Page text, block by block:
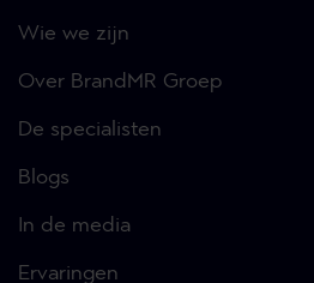
Wie we zijn
Over BrandMR Groep
De specialisten
Blogs
In de media
Ervaringen